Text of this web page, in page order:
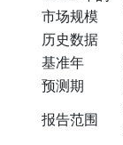
市场规模
历史数据
基准年
预测期
报告范围